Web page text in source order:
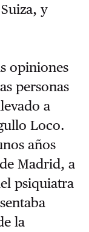
y
opiniones
personas
a
Loco.
años
Madrid, a
psiquiatra
la